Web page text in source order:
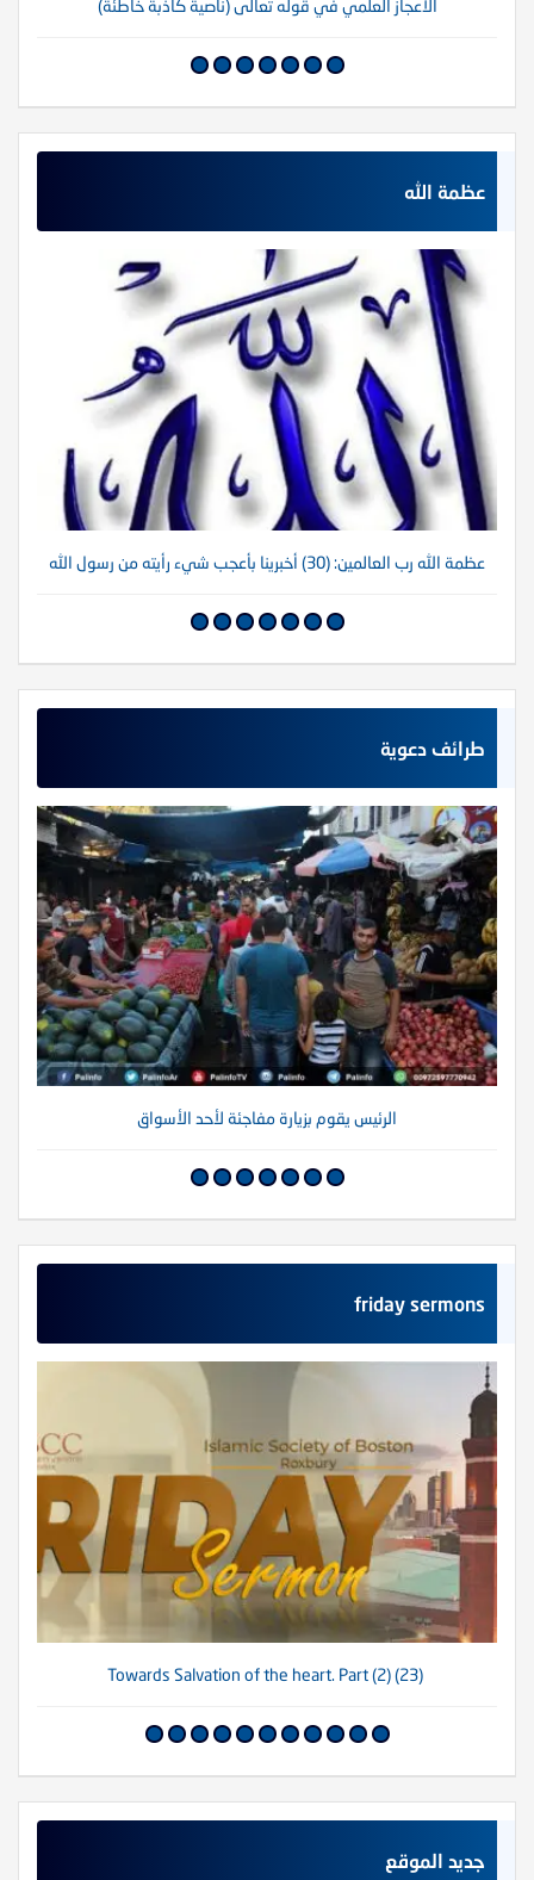
الاعجاز العلمي في قوله تعالى (ناصية كاذبة خاطئة)
عظمة الله
عظمة الله رب العالمين: (30) أخبرينا بأعجب شيء رأيته من رسول الله
طرائف دعوية
الرئيس يقوم بزيارة مفاجئة لأحد الأسواق
friday sermons
(23) Towards Salvation of the heart. Part (2)
جديد الموقع